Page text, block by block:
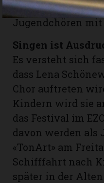
Förderung von
Jugendchören mit
Singen ist
Es versteht sich
dass Lena
Chor auftreten
Kindern wird sie
das Festival im
davon werden als
«TonArt» am
Schifffahrt nach
später in der